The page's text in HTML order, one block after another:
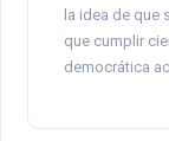
la idea de que
que cumplir
democrática